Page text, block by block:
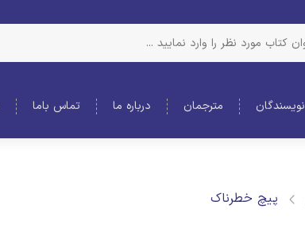
نویسندگان مترجمان درباره ما تماس باما
پیچ خطرناک